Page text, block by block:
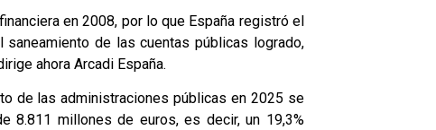
en 2008, por lo que España registró el
de las cuentas públicas logrado,
ahora Arcadi España.
de las administraciones públicas en 2025 se
8.811 millones de euros, es decir, un 19,3%